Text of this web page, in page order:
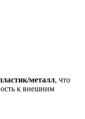
металл, что
к внешним